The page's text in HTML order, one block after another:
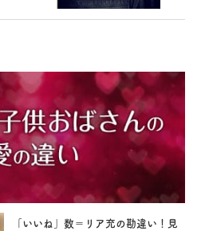
「いいね」数＝リア充の勘違い！見